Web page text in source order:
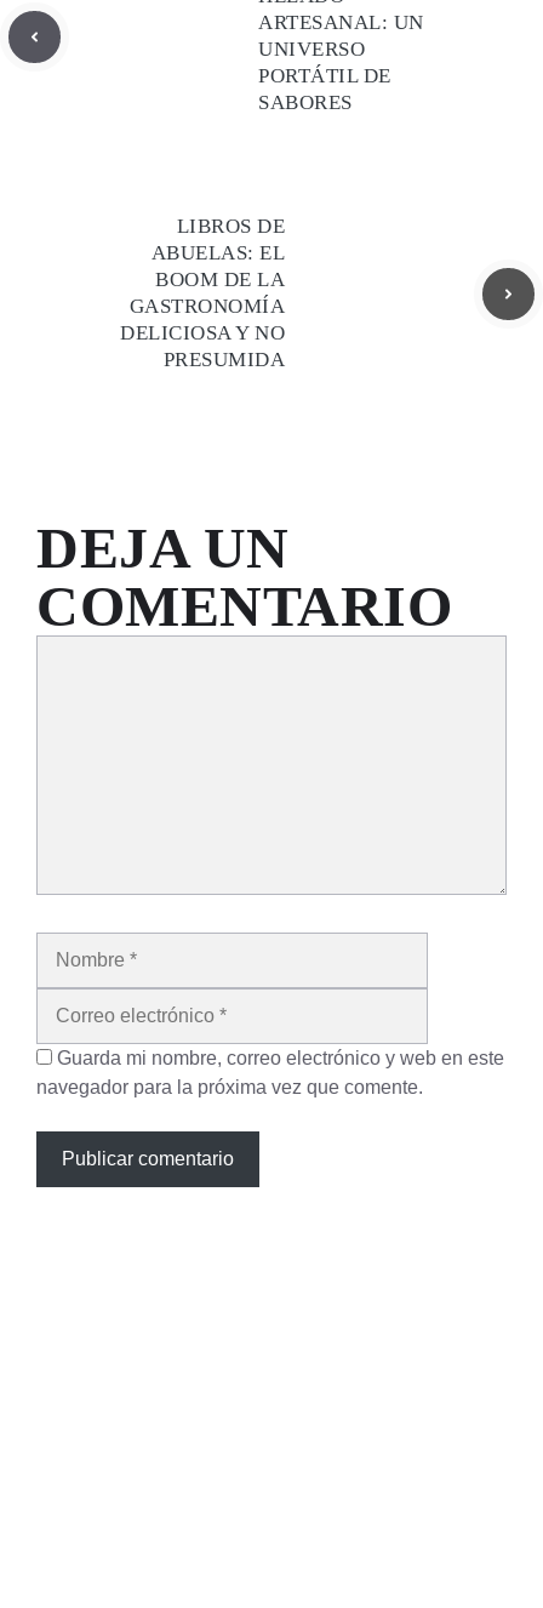
ARTESANAL: UN
UNIVERSO
PORTÁTIL DE
SABORES
LIBROS DE
ABUELAS: EL
BOOM DE LA
GASTRONOMÍA
DELICIOSA Y NO
PRESUMIDA
DEJA UN
COMENTARIO
Guarda mi nombre, correo electrónico y web en este
navegador para la próxima vez que comente.